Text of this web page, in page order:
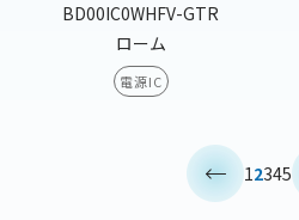
BD00IC0WHFV-GTR
ローム
電源IC
12345